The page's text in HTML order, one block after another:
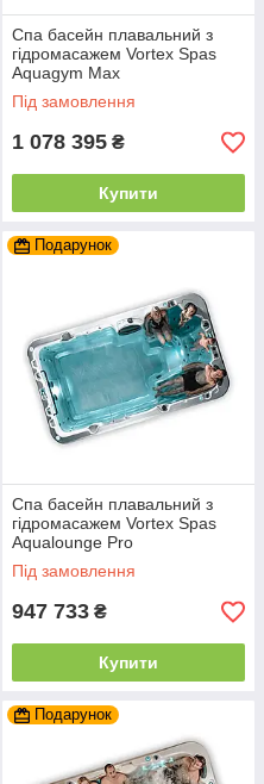
Спа басейн плавальний з
гідромасажем Vortex Spas
Aquagym Max
Під замовлення
1 078 395 ₴
Купити
Подарунок
Спа басейн плавальний з
гідромасажем Vortex Spas
Aqualounge Pro
Під замовлення
947 733 ₴
Купити
Подарунок